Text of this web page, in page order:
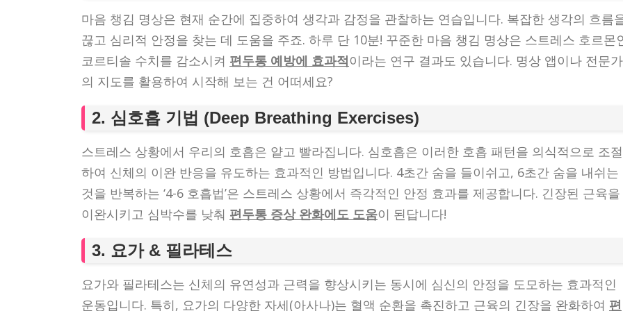
마음 챙김 명상은 현재 순간에 집중하여 생각과 감정을 관찰하는 연습입니다. 복잡한 생각의 흐름
끊고 심리적 안정을 찾는 데 도움을 주죠. 하루 단 10분! 꾸준한 마음 챙김 명상은 스트레스 호르몬
코르티솔 수치를 감소시켜 편두통 예방에 효과적이라는 연구 결과도 있습니다. 명상 앱이나 전문가
의 지도를 활용하여 시작해 보는 건 어떠세요?
2. 심호흡 기법 (Deep Breathing Exercises)
스트레스 상황에서 우리의 호흡은 얕고 빨라집니다. 심호흡은 이러한 호흡 패턴을 의식적으로 조절
하여 신체의 이완 반응을 유도하는 효과적인 방법입니다. 4초간 숨을 들이쉬고, 6초간 숨을 내쉬는
것을 반복하는 ‘4-6 호흡법’은 스트레스 상황에서 즉각적인 안정 효과를 제공합니다. 긴장된 근육을
이완시키고 심박수를 낮춰 편두통 증상 완화에도 도움이 된답니다!
3. 요가 & 필라테스
요가와 필라테스는 신체의 유연성과 근력을 향상시키는 동시에 심신의 안정을 도모하는 효과적인
운동입니다. 특히, 요가의 다양한 자세(아사나)는 혈액 순환을 촉진하고 근육의 긴장을 완화하여 편